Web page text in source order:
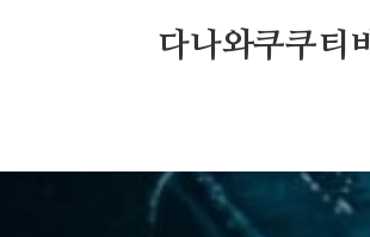
다나와쿠쿠티비